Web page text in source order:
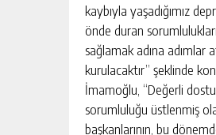
kaybıyla yaşadığımız
önde duran
sağlamak adına adımlar
kurulacaktır” şeklinde
İmamoğlu, “Değerli
sorumluluğu üstlenmiş
başkanlarının, bu